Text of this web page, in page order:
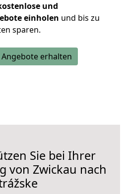
und
einholen und bis zu
sparen.
erhalten
Sie bei Ihrer
von Zwickau nach